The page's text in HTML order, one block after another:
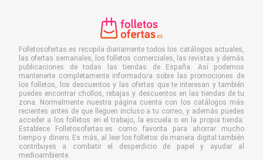
Folletosofertas.es recopila diariamente todos los catálogos actuales,
las ofertas semanales, los folletos comerciales, las revistas y demás
publicaciones de todas las tiendas de España. Así podemos
mantenerte completamente informado/a sobre las promociones de
los folletos, los descuentos y las ofertas que te interesan y también
puedes encontrar chollos, rebajas y descuentos en las tiendas de tu
zona. Normalmente nuestra página cuenta con los catálogos más
recientes antes de que lleguen incluso a tu correo, y además puedes
acceder a los folletos en el trabajo, la escuela o en la propia tienda.
Establece Folletosofertas.es como favorita para ahorrar mucho
tiempo y dinero. Es más, al leer los folletos de manera digital también
contribuyes a combatir el desperdicio de papel y ayudar al
medioambiente.